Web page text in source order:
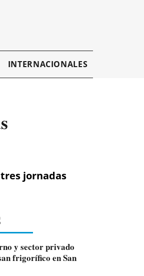
INTERNACIONALES
tres jornadas
y sector privado
frigorífico en San